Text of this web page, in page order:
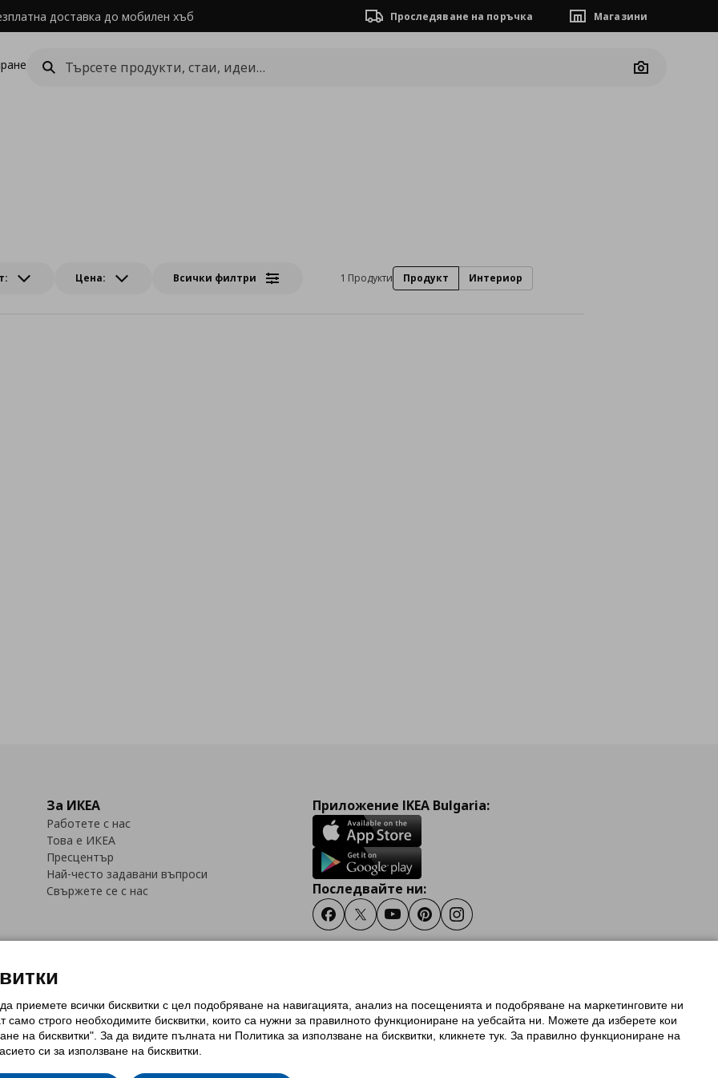
доставка до мобилен хъб Проследяване на поръчка Магазини
Camera
Цена: Всички филтри 1 Продукти Продукт Интериор
За ИКЕА
Работете с нас
Това е ИКЕА
Пресцентър
Най-често задавани въпроси
Свържете се с нас
Приложение IKEA Bulgaria:
Последвайте ни:
FacebookTwitterYoutubePinterestInstagram
(Cookies)Избор на настройки за използване на бисквиткиУсловия за ползване на ikea.bg
Политика за защита на личните данни на ikea.bg
Общи условия на програма IKEA Family
на програма IKEA Family
приемете всички бисквитки с цел подобряване на навигацията, анализ на посещенията и подобряване на маркетинговите ни
строго необходимитe бисквитки, които са нужни за правилното функциониране на уебсайта ни. Можете да изберете кои
на бисквитки". За да видите пълната ни Политика за използване на бисквитки, кликнете тук. За правилно функциониране на
си за използване на бисквитки.